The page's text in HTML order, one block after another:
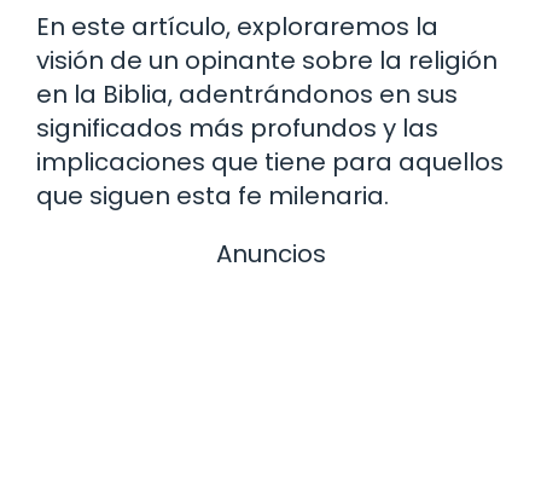
En este artículo, exploraremos la
visión de un opinante sobre la religión
en la Biblia, adentrándonos en sus
significados más profundos y las
implicaciones que tiene para aquellos
que siguen esta fe milenaria.
Anuncios